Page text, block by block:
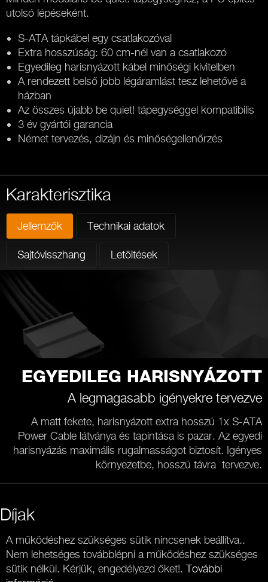
utolsó lépéseként.
S-ATA tápkábel egy csatlakozóval
Extra hosszúság: 60 cm-nél van a csatlakozó
Egyedileg harisnyázott kábel minőségi kivitelben
A rendezett belső jobb légáramlást tesz lehetővé a
házban
Az összes újabb be quiet! tápegységgel kompatibilis
3 év gyártói garancia
Német tervezés, dizájn és minőségellenőrzés
Karakterisztika
Jellemzők Technikai adatok
Sajtóvisszhang Letöltések
EGYEDILEG HARISNYÁZOTT
A legmagasabb igényekre tervezve
A matt fekete, harisnyázott extra hosszú 1x S-ATA
Power Cable látványa és tapintása is pazar. Az egyedi
harisnyázás maximális rugalmasságot biztosít. Igényes
környezetbe, hosszú távra tervezve.
Díjak
A működéshez szükséges sütik nincsenek beállítva..
Nem lehetséges továbblépni a működéshez szükséges
sütik nélkül. Kérjük, engedélyezd őket!.További